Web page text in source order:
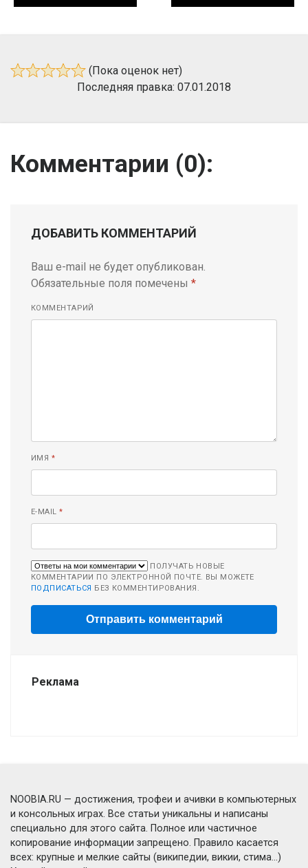
(Пока оценок нет)
Последняя правка: 07.01.2018
Комментарии (0):
ДОБАВИТЬ КОММЕНТАРИЙ
Ваш e-mail не будет опубликован.
Обязательные поля помечены *
КОММЕНТАРИЙ
ИМЯ *
E-MAIL*
ПОЛУЧАТЬ НОВЫЕ
КОММЕНТАРИИ ПО ЭЛЕКТРОННОЙ ПОЧТЕ. ВЫ МОЖЕТЕ
ПОДПИСАТЬСЯ БЕЗ КОММЕНТИРОВАНИЯ.
Реклама
NOOBIA.RU — достижения, трофеи и ачивки в компьютерных
и консольных играх. Все статьи уникальны и написаны
специально для этого сайта. Полное или частичное
копирование информации запрещено. Правило касается
всех: крупные и мелкие сайты (википедии, викии, стима...)